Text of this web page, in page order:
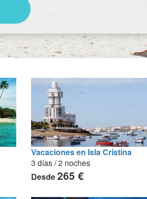
Vacaciones en Isla Cristina
3 días / 2 noches
Desde265 €